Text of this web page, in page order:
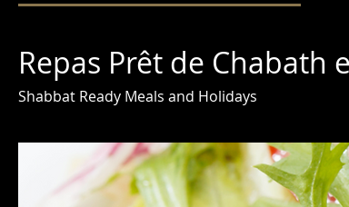
Repas Prêt de Chabath
Shabbat Ready Meals and Holidays